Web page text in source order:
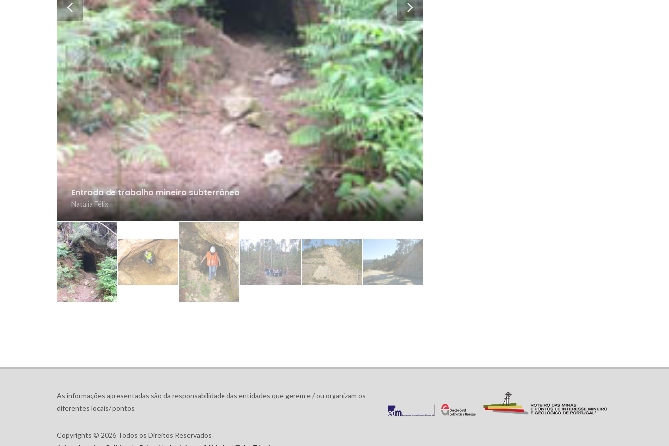
As informações apresentadas são da responsabilidade das entidades que gerem e / ou organizam os
diferentes locais/ pontos
Copyrights © 2026 Todos os Direitos Reservados
Avisos Legais e Política de Privacidade
/ Acessibilidade/Ficha Técnica